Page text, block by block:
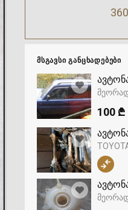
ᲛᲡᲒᲐᲕᲡᲘ ᲒᲐᲜᲪᲮᲐᲓᲔᲑᲔᲑᲘ
100 ₾